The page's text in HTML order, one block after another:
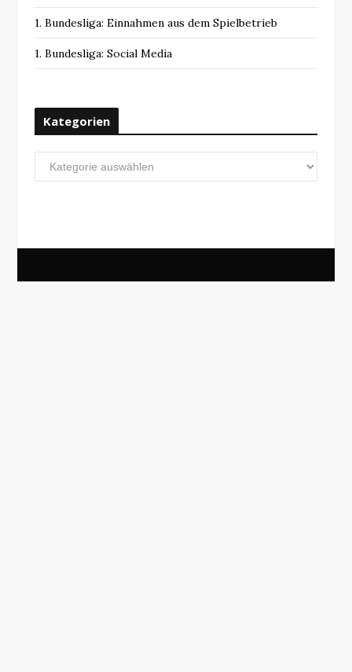
1. Bundesliga: Einnahmen aus dem Spielbetrieb
1. Bundesliga: Social Media
Kategorien
Kategorien